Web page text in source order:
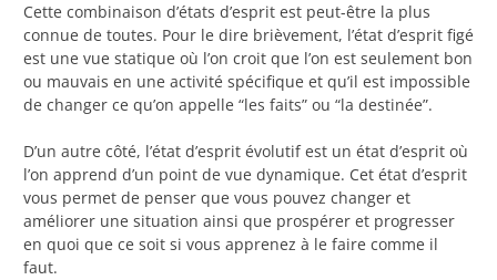
Cette combinaison d’états d’esprit est peut-être la plus
connue de toutes. Pour le dire brièvement, l’état d’esprit figé
est une vue statique où l’on croit que l’on est seulement bon
ou mauvais en une activité spécifique et qu’il est impossible
de changer ce qu’on appelle “les faits” ou “la destinée”.
D’un autre côté, l’état d’esprit évolutif est un état d’esprit où
l’on apprend d’un point de vue dynamique. Cet état d’esprit
vous permet de penser que vous pouvez changer et
améliorer une situation ainsi que prospérer et progresser
en quoi que ce soit si vous apprenez à le faire comme il
faut.